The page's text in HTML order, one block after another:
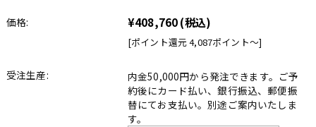
価格: ¥408,760(税込)
[ポイント還元 4,087ポイント〜]
受注生産:
内金50,000円から発注できます。ご予
約後にカード払い、銀行振込、郵便振
替にてお支払い。別途ご案内いたしま
す。